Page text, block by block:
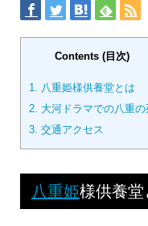
Contents (目次)
1.
八重姫様供養堂とは
2. 大河ドラマでの八重の
3. 交通アクセス
八重姫様供養堂